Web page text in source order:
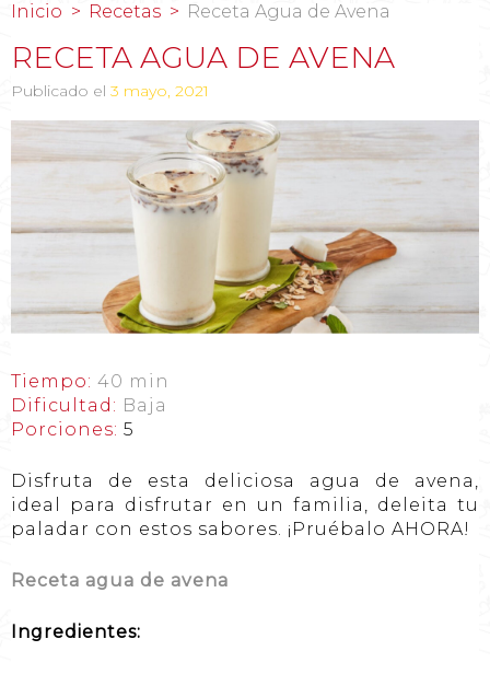
Inicio Recetas Receta Agua de Avena
RECETA AGUA DE AVENA
Publicado el 3 mayo, 2021
Tiempo: 40 min
Dificultad: Baja
Porciones: 5
Disfruta de esta deliciosa agua de avena,
ideal para disfrutar en un familia, deleita tu
paladar con estos sabores. ¡Pruébalo AHORA!
Receta agua de avena
Ingredientes: